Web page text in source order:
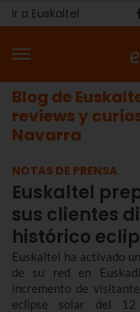
Ir a Euskaltel
Blog de
reviews y
Navarra
NOTAS DE PRENSA
Euskaltel
sus clientes
histórico
Euskaltel ha activado
de su red en
incremento de
eclipse solar del